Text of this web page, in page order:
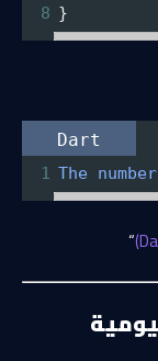
8 }
Dart
1 The number
“